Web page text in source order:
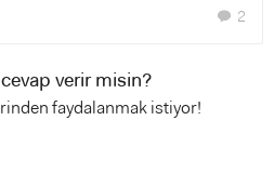
chat 2
verir misin?
faydalanmak istiyor!